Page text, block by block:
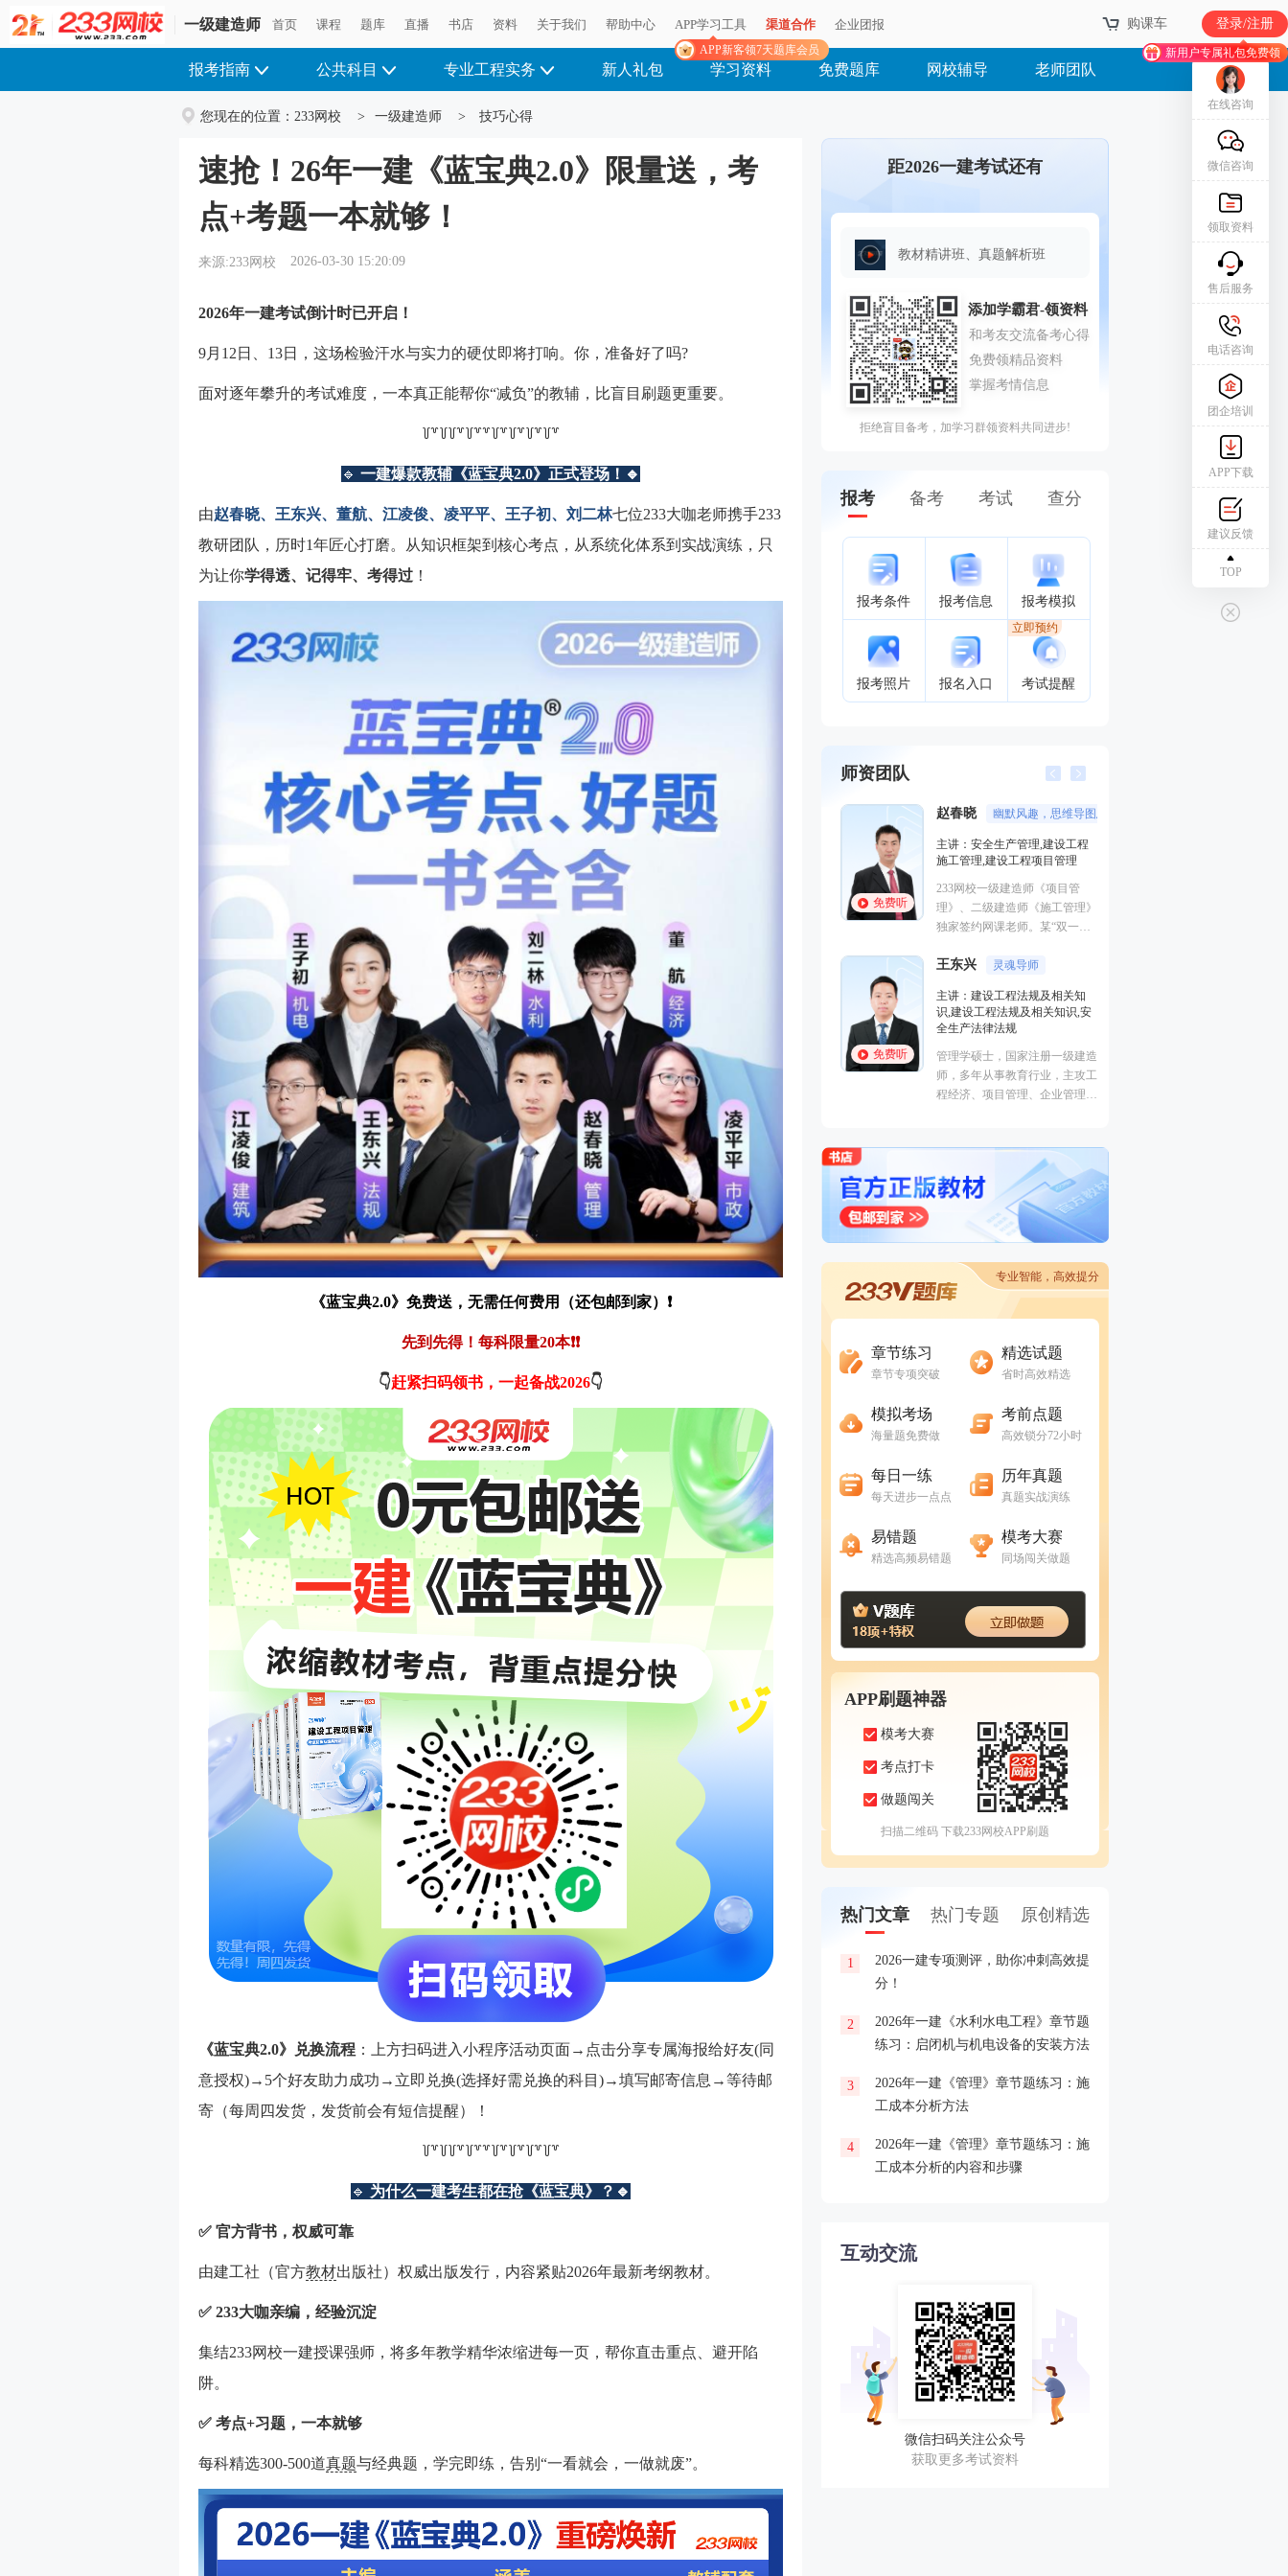
一级建造师 首页 课程 题库 直播 书店 资料 关于我们 帮助中心 APP学习工具
APP新客领7天题库会员
渠道合作 企业团报 购课车 登录/注册
新用户专属礼包免费领
报考指南 公共科目 专业工程实务 新人礼包 学习资料 免费题库 网校辅导 老师团队
您现在的位置： 233网校 > 一级建造师 > 技巧心得
速抢！26年一建《蓝宝典2.0》限量送，考
点+考题一本就够！
来源:233网校 2026-03-30 15:20:09
2026年一建考试倒计时已开启！
9月12日、13日，这场检验汗水与实力的硬仗即将打响。你，准备好了吗?
面对逐年攀升的考试难度，一本真正能帮你“减负”的教辅，比盲目刷题更重要。
꒦꒷꒦꒦꒷꒦꒷꒷꒦꒷꒦꒷꒦꒷꒦꒷
🔹 一建爆款教辅《蓝宝典2.0》正式登场！ 🔹
由赵春晓、王东兴、董航、江凌俊、凌平平、王子初、刘二林七位233大咖老师携手233
教研团队，历时1年匠心打磨。从知识框架到核心考点，从系统化体系到实战演练，只
为让你学得透、记得牢、考得过 ！
《蓝宝典2.0》免费送， 无需任何费用（还包邮到家）❗
先到先得！每科限量20本❗❗
👇赶紧扫码领书，一起备战2026👇
《蓝宝典2.0》兑换流程 ：上方扫码进入小程序活动页面→点击分享专属海报给好友(同
意授权)→5个好友助力成功→立即兑换(选择好需兑换的科目)→填写邮寄信息→等待邮
寄（每周四发货，发货前会有短信提醒）！
꒦꒷꒦꒦꒷꒦꒷꒷꒦꒷꒦꒷꒦꒷꒦꒷
🔹 为什么一建考生都在抢《蓝宝典》？ 🔹
✅ 官方背书，权威可靠
由建工社（官方教材出版社）权威出版发行，内容紧贴2026年最新考纲教材。
✅ 233大咖亲编，经验沉淀
集结233网校一建授课强师，将多年教学精华浓缩进每一页，帮你直击重点、避开陷
阱。
✅ 考点+习题，一本就够
每科精选300-500道真题与经典题，学完即练，告别“一看就会，一做就废”。
距2026一建考试还有
教材精讲班、真题解析班
拒绝盲目备考，加学习群领资料共同进步!
报考 备考 考试 查分
报考条件 报考信息 报考模拟
报考照片 报名入口 考试提醒
立即预约
师资团队
免费听
赵春晓 幽默风趣，思维导图总结精彩，考点层次分明。
主讲：安全生产管理,建设工程
施工管理,建设工程项目管理
233网校一级建造师《项目管
理》、二级建造师《施工管理》
独家签约网课老师。某“双一
国家一级注册建造师、造价师。
免费听
王东兴 灵魂导师
主讲：建设工程法规及相关知
识,建设工程法规及相关知识,安
全生产法律法规
管理学硕士，国家注册一级建造
师，多年从事教育行业，主攻工
程经济、项目管理、企业管理方
专业智能，高效提分
章节练习
章节专项突破
精选试题
省时高效精选
模拟考场
海量题免费做
考前点题
高效锁分72小时
每日一练
每天进步一点点
历年真题
真题实战演练
易错题
精选高频易错题
模考大赛
同场闯关做题
APP刷题神器
模考大赛
考点打卡
做题闯关
扫描二维码 下载233网校APP刷题
热门文章 热门专题 原创精选
1
2026一建专项测评，助你冲刺高效提
分！
2
2026年一建《水利水电工程》章节题
练习：启闭机与机电设备的安装方法
3
2026年一建《管理》章节题练习：施
工成本分析方法
4
2026年一建《管理》章节题练习：施
工成本分析的内容和步骤
互动交流
微信扫码关注公众号
获取更多考试资料
在线咨询
微信咨询
领取资料
售后服务
电话咨询
团企培训
APP下载
建议反馈
TOP